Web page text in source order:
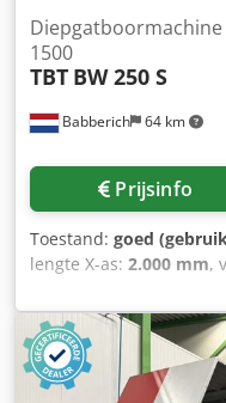
Babberich 64 km
Diepgatboormachine
1500
TBT BW 250 S
Prijsinfo
Toestand: goed
lengte X-as: 2.000 mm,
Tiefbohrtechnik Type:
Bouwjaar: 2007 Boren,
- 15 graden Filtratie- en